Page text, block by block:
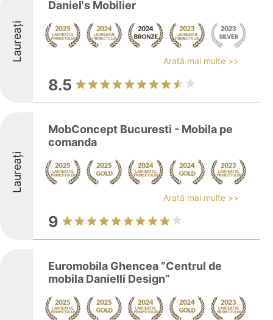
Laureați
Daniel's Mobilier
Arată mai multe >>
8.5
Laureați
MobConcept Bucuresti - Mobila pe
comanda
Arată mai multe >>
9
Euromobila Ghencea ”Centrul de
mobila Danielli Design”